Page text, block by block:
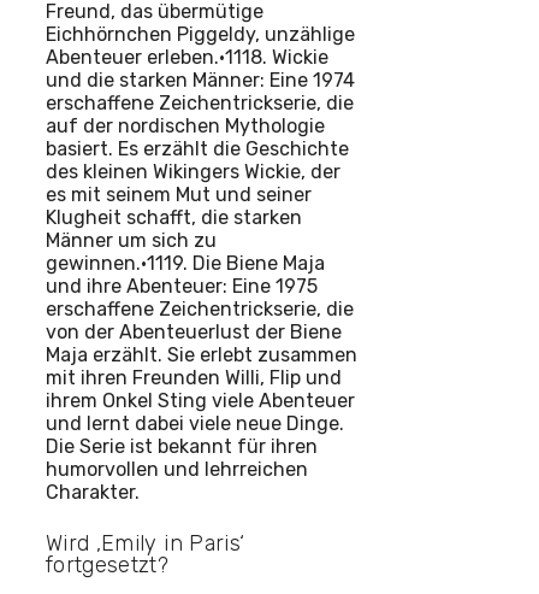
Freund, das übermütige
Eichhörnchen Piggeldy, unzählige
Abenteuer erleben.•1118. Wickie
und die starken Männer: Eine 1974
erschaffene Zeichentrickserie, die
auf der nordischen Mythologie
basiert. Es erzählt die Geschichte
des kleinen Wikingers Wickie, der
es mit seinem Mut und seiner
Klugheit schafft, die starken
Männer um sich zu
gewinnen.•1119. Die Biene Maja
und ihre Abenteuer: Eine 1975
erschaffene Zeichentrickserie, die
von der Abenteuerlust der Biene
Maja erzählt. Sie erlebt zusammen
mit ihren Freunden Willi, Flip und
ihrem Onkel Sting viele Abenteuer
und lernt dabei viele neue Dinge.
Die Serie ist bekannt für ihren
humorvollen und lehrreichen
Charakter.
Wird ‚Emily in Paris‘
fortgesetzt?